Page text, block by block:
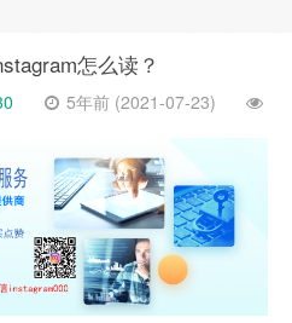
怎么读？
5年前 (2021-07-23)